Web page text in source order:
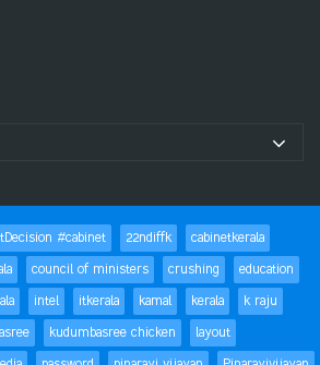
#cabinet 22ndiffk
cabinetkerala
council of ministers crushing
education
intel itkerala kamal kerala
k raju
kudumbasree chicken
layout